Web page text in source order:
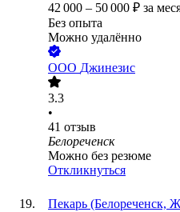
42 000 – 50 000 ₽ за
Без опыта
Можно удалённо
ООО Джинезис
3.3
•
41 отзыв
Белореченск
Можно без резюме
Откликнуться
Пекарь (Белореченск,